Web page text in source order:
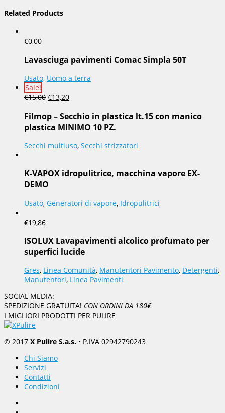
Related Products
€0,00
Lavasciuga pavimenti Comac Simpla 50T
Usato, Uomo a terra
Sale!
€15,00 €13,20
Filmop – Secchio in plastica lt.15 con manico
plastica MINIMO 10 PZ.
Secchi multiuso, Secchi strizzatori
K-VAPOX idropulitrice, macchina vapore EX-
DEMO
Usato, Generatori di vapore, Idropulitrici
€19,86
ISOLUX Lavapavimenti alcolico profumato per
superfici lucide
Gres, Linea Comunità, Manutentori Pavimento, Detergenti,
Manutentori, Linea Pavimenti
SOCIAL MEDIA:
SPEDIZIONE GRATUITA! CON ORDINI DA 180€
I MIGLIORI PRODOTTI PER PULIRE
© 2017 X Pulire S.a.s. • P.IVA 02942790243
Chi Siamo
Servizi
Contatti
Condizioni